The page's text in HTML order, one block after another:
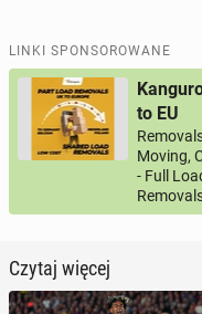
LINKI SPONSOROWANE
to EU
Moving,
- Full
Czytaj więcej